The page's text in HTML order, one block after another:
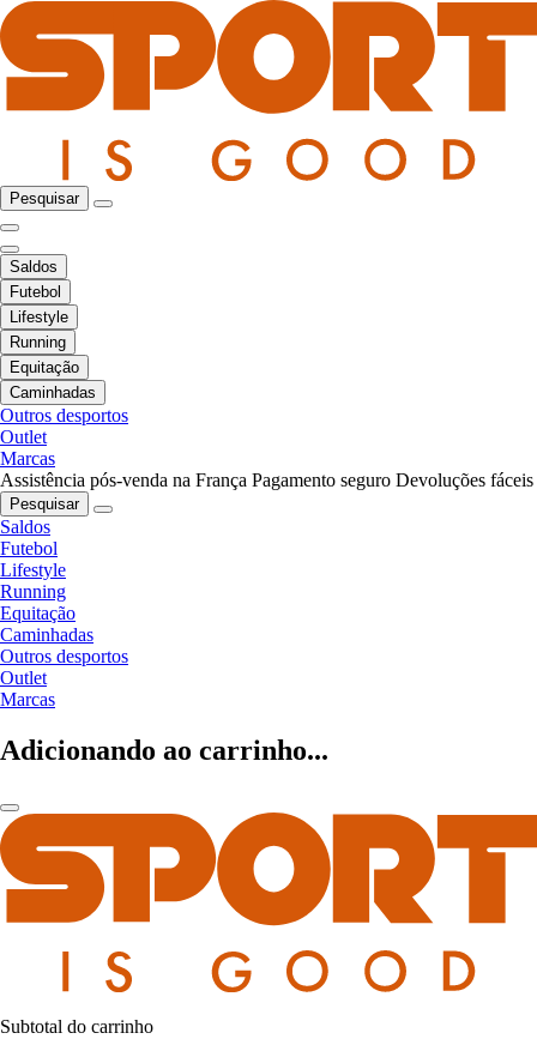
Pesquisar
Saldos
Futebol
Lifestyle
Running
Equitação
Caminhadas
Outros desportos
Outlet
Marcas
Assistência pós-venda na França Pagamento seguro Devoluções fáceis
Pesquisar
Saldos
Futebol
Lifestyle
Running
Equitação
Caminhadas
Outros desportos
Outlet
Marcas
Adicionando ao carrinho...
Subtotal do carrinho